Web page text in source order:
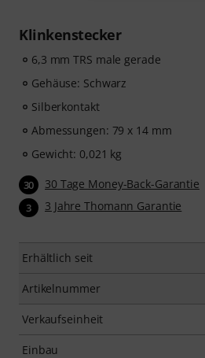
Klinkenstecker
6,3 mm TRS male gerade
Gehäuse: Schwarz
Silberkontakt
Abmessungen: 79 x 14 mm
Gewicht: 0,021 kg
30 30 Tage Money-Back-Garantie
3 3 Jahre Thomann Garantie
Erhältlich seit
Artikelnummer
Verkaufseinheit
Einbau